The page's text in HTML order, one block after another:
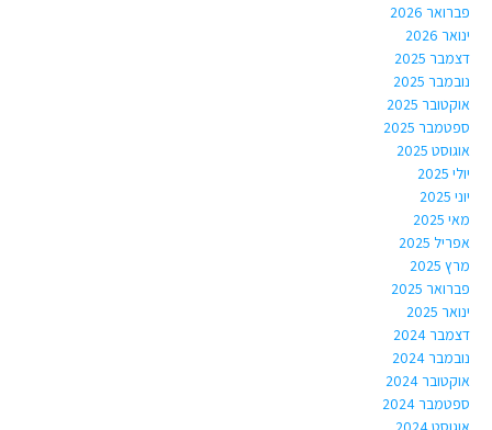
פברואר 2026
ינואר 2026
דצמבר 2025
נובמבר 2025
אוקטובר 2025
ספטמבר 2025
אוגוסט 2025
יולי 2025
יוני 2025
מאי 2025
אפריל 2025
מרץ 2025
פברואר 2025
ינואר 2025
דצמבר 2024
נובמבר 2024
אוקטובר 2024
ספטמבר 2024